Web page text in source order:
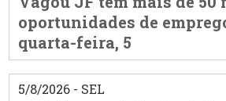
oportunidades de
quarta-feira, 5
5/8/2026 - SEL